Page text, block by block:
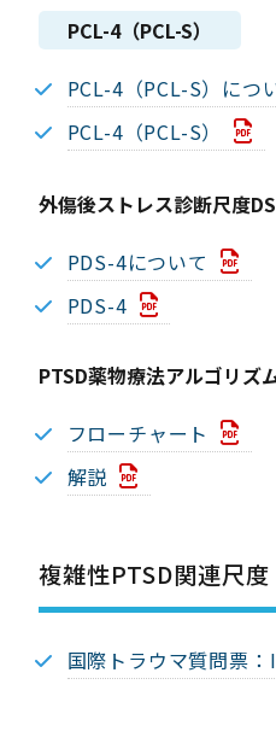
PCL-4（PCL-S）
PCL-4（PCL-S）につ
PCL-4（PCL-S）
外傷後ストレス診断尺度
PDS-4について
PDS-4
PTSD薬物療法アルゴリズ
フローチャート
解説
複雑性PTSD関連尺度
国際トラウマ質問票